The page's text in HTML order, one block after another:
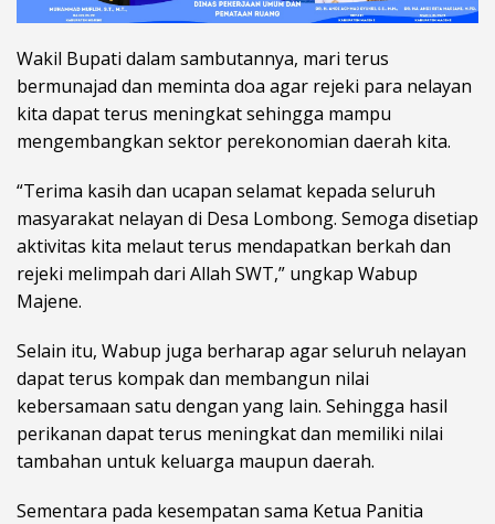
Wakil Bupati dalam sambutannya, mari terus
bermunajad dan meminta doa agar rejeki para nelayan
kita dapat terus meningkat sehingga mampu
mengembangkan sektor perekonomian daerah kita.
“Terima kasih dan ucapan selamat kepada seluruh
masyarakat nelayan di Desa Lombong. Semoga disetiap
aktivitas kita melaut terus mendapatkan berkah dan
rejeki melimpah dari Allah SWT,” ungkap Wabup
Majene.
Selain itu, Wabup juga berharap agar seluruh nelayan
dapat terus kompak dan membangun nilai
kebersamaan satu dengan yang lain. Sehingga hasil
perikanan dapat terus meningkat dan memiliki nilai
tambahan untuk keluarga maupun daerah.
Sementara pada kesempatan sama Ketua Panitia